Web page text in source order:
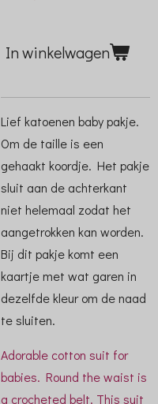
In winkelwagen
Lief katoenen baby pakje.
Om de taille is een
gehaakt koordje. Het pakje
sluit aan de achterkant
niet helemaal zodat het
aangetrokken kan worden.
Bij dit pakje komt een
kaartje met wat garen in
dezelfde kleur om de naad
te sluiten.
Adorable cotton suit for
babies. Round the waist is
a crocheted belt. This suit